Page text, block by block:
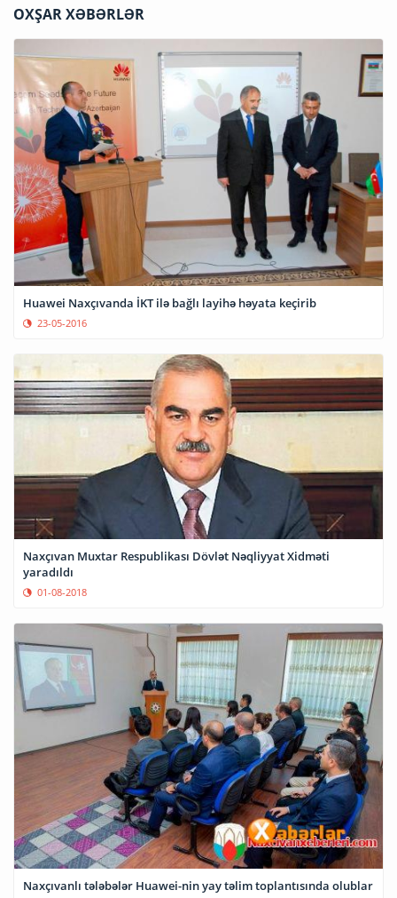
OXŞAR XƏBƏRLƏR
Huawei Naxçıvanda İKT ilə bağlı layihə həyata keçirib
23-05-2016
Naxçıvan Muxtar Respublikası Dövlət Nəqliyyat Xidməti
yaradıldı
01-08-2018
Naxçıvanlı tələbələr Huawei-nin yay təlim toplantısında olublar